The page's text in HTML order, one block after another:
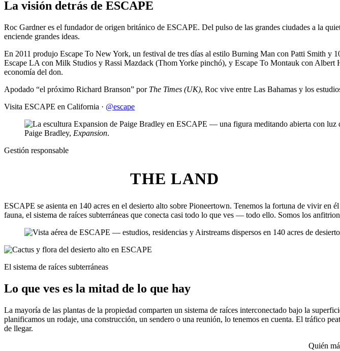
La visión detrás de ESCAPE
Roc Gardner es el fundador de origen británico de ESCAPE. Del pulso de las grandes ciudades a la
enciende grandes ideas.
En 2011 produjo Escape To New York, un festival de tres días al estilo Burning Man con Patti Smith
Escape LA con Milk Studios y Rassi Mazdack (Thom Yorke pinchó), y Escape To Montauk con Albert
economía del don.
Apodado “el próximo Richard Branson” por The Times (UK), Roc vive entre Las Bahamas y los
Visita ESCAPE en California · @escape
Paige Bradley, Expansion.
Gestión responsable
THE LAND
ESCAPE se asienta en 140 acres en el desierto alto sobre Pioneertown. Tenemos la fortuna de vivir
fauna, el sistema de raíces subterráneas que conecta casi todo lo que ves — todo ello. Somos los
El sistema de raíces subterráneas
Lo que ves es la mitad de lo que hay
La mayoría de las plantas de la propiedad comparten un sistema de raíces interconectado bajo la
planificamos un rodaje, una construcción, un sendero o una reunión, lo tenemos en cuenta. El tráfico
de llegar.
Quién